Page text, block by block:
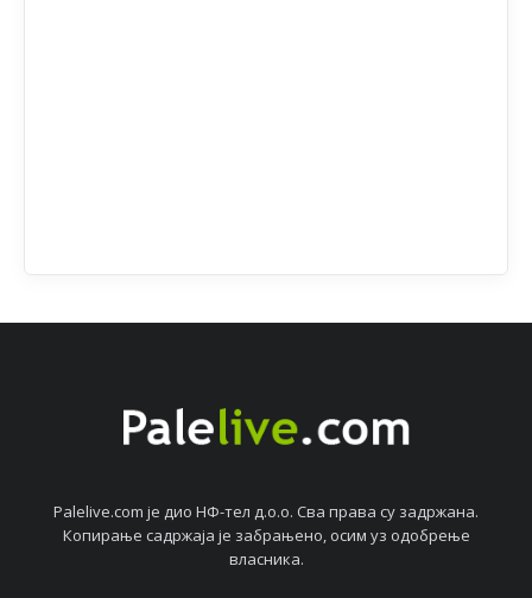
Palelive.com јe дио НФ-тeл д.о.о. Сва права су задржана.
Копирањe садржаја јe забрањeно, осим уз одобрeњe
власника.